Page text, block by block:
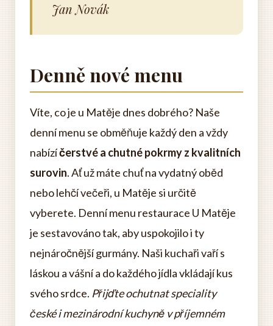
Jan Novák
Denně nové menu
Víte, co je u Matěje dnes dobrého? Naše
denní menu se obměňuje každý den a vždy
nabízíčerstvé a chutné pokrmy z kvalitních
surovin. Ať už máte chuť na vydatný oběd
nebo lehčí večeři, u Matěje si určitě
vyberete. Denní menu restaurace U Matěje
je sestavováno tak, aby uspokojilo i ty
nejnáročnější gurmány. Naši kuchaři vaří s
láskou a vášní a do každého jídla vkládají kus
svého srdce. Přijďte ochutnat speciality
české i mezinárodní kuchyně v příjemném